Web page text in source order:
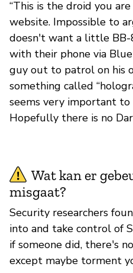
“This is the droid you
website. Impossible to
doesn't want a little
with their phone via
guy out to patrol on his
something called
seems very important to
Hopefully there is no
Wat kan er
misgaat?
Security researchers
into and take control of
if someone did, there's
except maybe torment